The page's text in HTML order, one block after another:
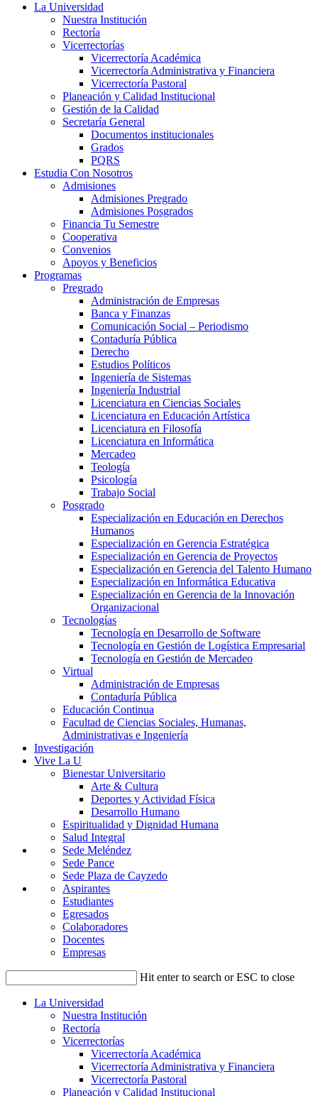
La Universidad
Nuestra Institución
Rectoría
Vicerrectorías
Vicerrectoría Académica
Vicerrectoría Administrativa y Financiera
Vicerrectoría Pastoral
Planeación y Calidad Institucional
Gestión de la Calidad
Secretaría General
Documentos institucionales
Grados
PQRS
Estudia Con Nosotros
Admisiones
Admisiones Pregrado
Admisiones Posgrados
Financia Tu Semestre
Cooperativa
Convenios
Apoyos y Beneficios
Programas
Pregrado
Administración de Empresas
Banca y Finanzas
Comunicación Social – Periodismo
Contaduría Pública
Derecho
Estudios Políticos
Ingeniería de Sistemas
Ingeniería Industrial
Licenciatura en Ciencias Sociales
Licenciatura en Educación Artística
Licenciatura en Filosofía
Licenciatura en Informática
Mercadeo
Teología
Psicología
Trabajo Social
Posgrado
Especialización en Educación en Derechos
Humanos
Especialización en Gerencia Estratégica
Especialización en Gerencia de Proyectos
Especialización en Gerencia del Talento Humano
Especialización en Informática Educativa
Especialización en Gerencia de la Innovación
Organizacional
Tecnologías
Tecnología en Desarrollo de Software
Tecnología en Gestión de Logística Empresarial
Tecnología en Gestión de Mercadeo
Virtual
Administración de Empresas
Contaduría Pública
Educación Continua
Facultad de Ciencias Sociales, Humanas,
Administrativas e Ingeniería
Investigación
Vive La U
Bienestar Universitario
Arte & Cultura
Deportes y Actividad Física
Desarrollo Humano
Espiritualidad y Dignidad Humana
Salud Integral
Sede Meléndez
Sede Pance
Sede Plaza de Cayzedo
Aspirantes
Estudiantes
Egresados
Colaboradores
Docentes
Empresas
Hit enter to search or ESC to close
La Universidad
Nuestra Institución
Rectoría
Vicerrectorías
Vicerrectoría Académica
Vicerrectoría Administrativa y Financiera
Vicerrectoría Pastoral
Planeación y Calidad Institucional